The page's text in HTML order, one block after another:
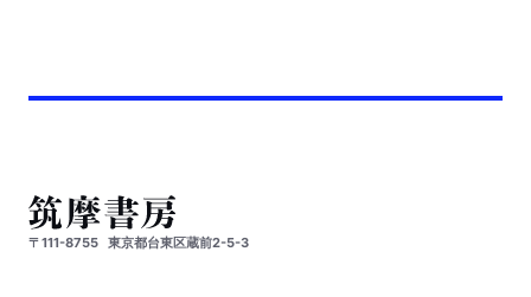
〒111-8755 東京都台東区蔵前2-5-3